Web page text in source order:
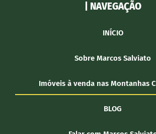
| NAVEGAÇÃO
INÍCIO
Sobre Marcos Salviato
Imóveis à venda nas Montanhas
BLOG